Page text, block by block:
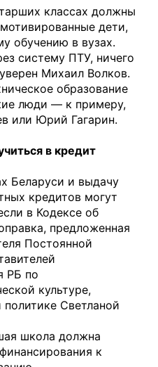
классах должны
дети,
обучению в вузах.
систему ПТУ, ничего
Михаил Волков.
образование
люди — к примеру,
или Юрий Гагарин.
в кредит
Беларуси и выдачу
кредитов могут
в Кодексе об
предложенная
Постоянной
РБ по
культуре,
Светланой
школа должна
к